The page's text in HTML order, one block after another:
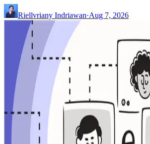
Riellvriany Indriawan·Aug 7, 2026